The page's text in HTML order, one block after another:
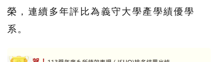
榮，連續多年評比為義守大學產學績優學
系。